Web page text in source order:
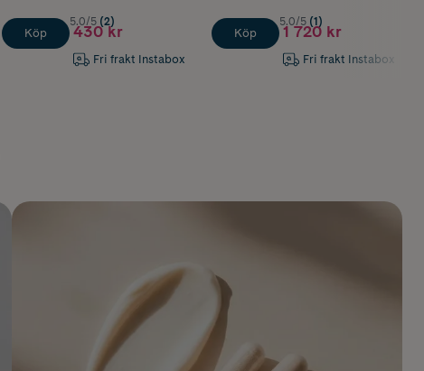
Köp
5.0/5 (2)
430 kr
Fri frakt Instabox
Köp
5.0/5 (1)
1 720 kr
Fri frakt Instabox